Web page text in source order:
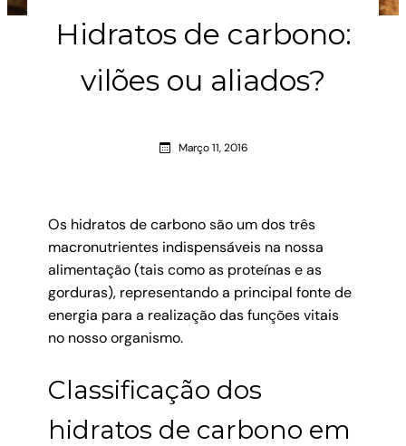
Hidratos de carbono:
vilões ou aliados?
Março 11, 2016
Os hidratos de carbono são um dos três
macronutrientes indispensáveis na nossa
alimentação (tais como as proteínas e as
gorduras), representando a principal fonte de
energia para a realização das funções vitais
no nosso organismo.
Classificação dos
hidratos de carbono em